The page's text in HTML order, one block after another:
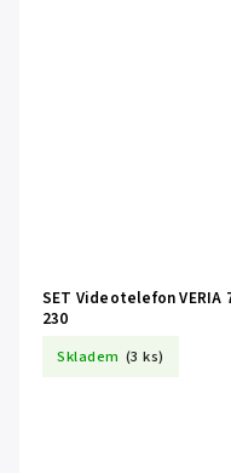
SET Videotelefon VERIA
230
Skladem (3 ks)